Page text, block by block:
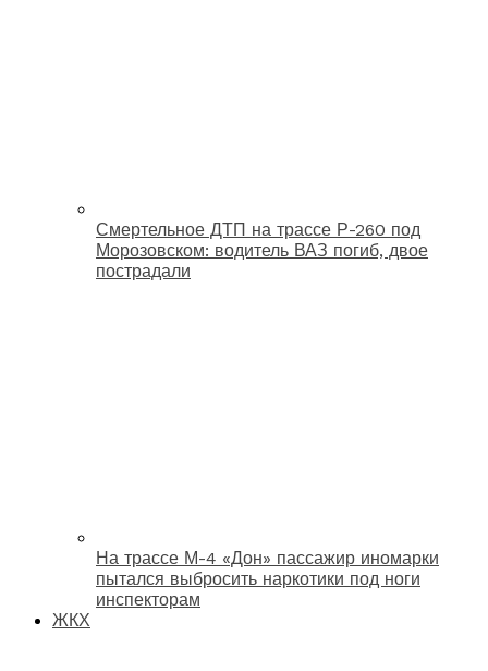
Смертельное ДТП на трассе Р-260 под
Морозовском: водитель ВАЗ погиб, двое
пострадали
На трассе М-4 «Дон» пассажир иномарки
пытался выбросить наркотики под ноги
инспекторам
ЖКХ